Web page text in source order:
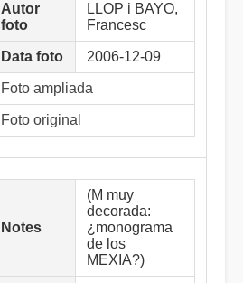
Autor
foto
LLOP i BAYO,
Francesc
Data foto 2006-12-09
Foto ampliada
Foto original
Notes
(M muy
decorada:
¿monograma
de los
MEXIA?)